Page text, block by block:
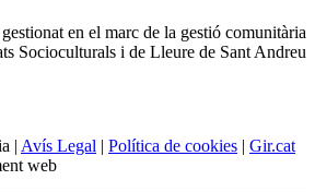
en el marc de la gestió comunitària
Socioculturals i de Lleure de Sant Andreu
| Avís Legal | Política de cookies | Gir.cat
web